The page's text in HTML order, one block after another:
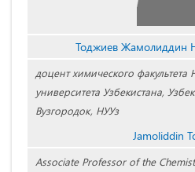
Тоджиев Жамолиддин
доцент химического
университета Узбекистана,
Вузгородок, НУУз
Jamoliddin
Associate Professor of the